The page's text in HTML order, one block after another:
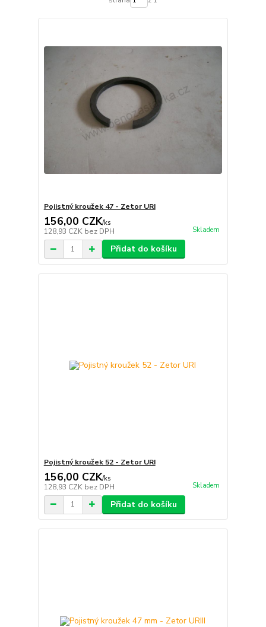
Pojistný kroužek 47 - Zetor URI
156,00 CZK/ks
128,93 CZK bez DPH Skladem
Přidat do košíku
Pojistný kroužek 52 - Zetor URI
156,00 CZK/ks
128,93 CZK bez DPH Skladem
Přidat do košíku